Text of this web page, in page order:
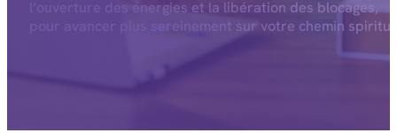
l’ouverture des énergies et la libération des blocages,
pour avancer plus sereinement sur votre chemin